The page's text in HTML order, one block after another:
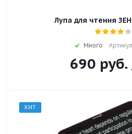
Лупа для чтения
Много
690 руб.
ХИТ